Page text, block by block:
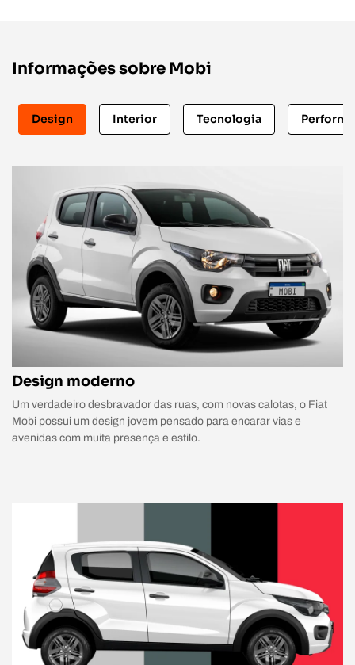
Informações sobre Mobi
Design Interior Tecnologia
Design moderno
Um verdadeiro desbravador das ruas, com novas calotas, o Fiat
Mobi possui um design jovem pensado para encarar vias e
avenidas com muita presença e estilo.